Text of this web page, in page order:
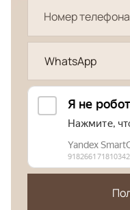
WhatsApp